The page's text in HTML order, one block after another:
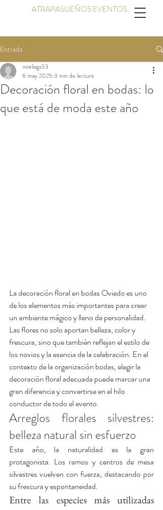
ATRAPASUEÑOS EVENTOS
Entrada
Decoración floral en bodas: lo
que está de moda este año
noeliags33
6 may 2025 3 min de lectura
La decoración floral en bodas Oviedo es uno
de los elementos más importantes para crear
un ambiente mágico y lleno de personalidad.
Las flores no solo aportan belleza, color y
frescura, sino que también reflejan el estilo de
los novios y la esencia de la celebración. En el
contexto de la organización bodas, elegir la
decoración floral adecuada puede marcar una
gran diferencia y convertirse en el hilo
conductor de todo el evento.
Arreglos florales silvestres:
belleza natural sin esfuerzo
Este año, la naturalidad es la gran
protagonista. Los ramos y centros de mesa
silvestres vuelven con fuerza, destacando por
su frescura y espontaneidad.
Entre las especies más utilizadas